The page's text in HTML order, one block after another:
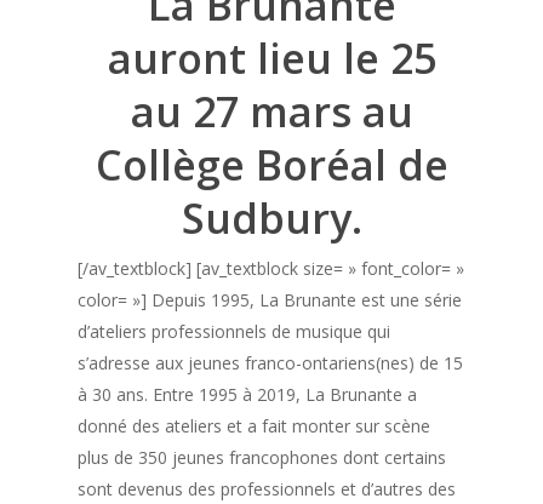
auront lieu le 25
au 27 mars au
Collège Boréal de
Sudbury.
[/av_textblock] [av_textblock size= » font_color= »
color= »] Depuis 1995, La Brunante est une série
d’ateliers professionnels de musique qui
s’adresse aux jeunes franco-ontariens(nes) de 15
à 30 ans. Entre 1995 à 2019, La Brunante a
donné des ateliers et a fait monter sur scène
plus de 350 jeunes francophones dont certains
sont devenus des professionnels et d’autres des